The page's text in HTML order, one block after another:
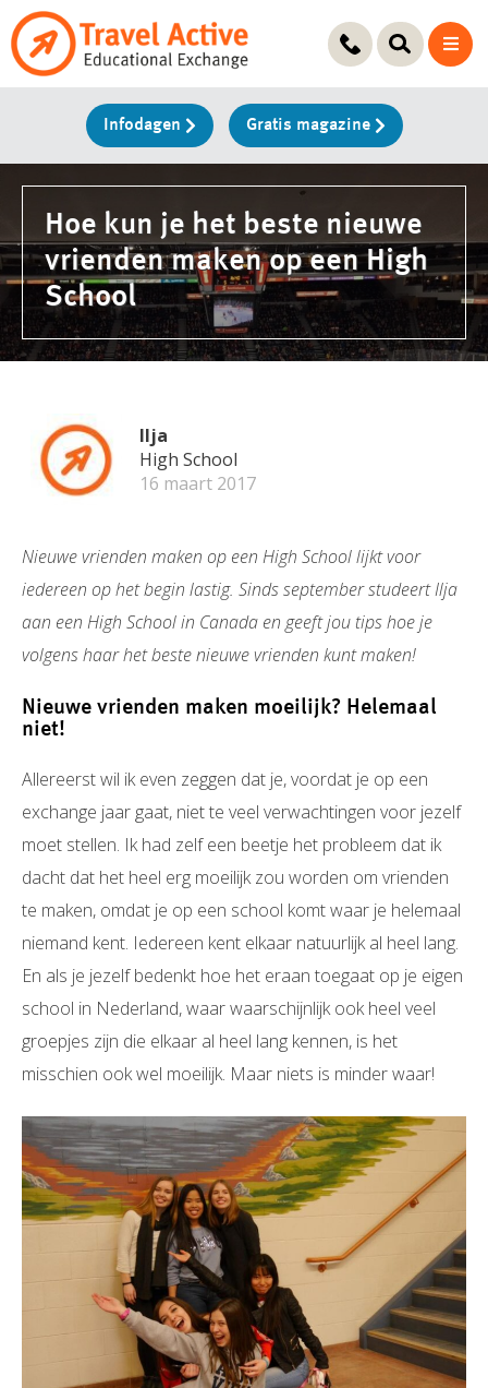
Ga
naar
Infodagen Gratis magazine
Hoe kun je het beste nieuwe
vrienden maken op een High
School
Ilja
High School
16 maart 2017
Nieuwe vrienden maken op een High School lijkt voor
iedereen op het begin lastig. Sinds september studeert Ilja
aan een High School in Canada en geeft jou tips hoe je
volgens haar het beste nieuwe vrienden kunt maken!
Nieuwe vrienden maken moeilijk? Helemaal
niet!
Allereerst wil ik even zeggen dat je, voordat je op een
exchange jaar gaat, niet te veel verwachtingen voor jezelf
moet stellen. Ik had zelf een beetje het probleem dat ik
dacht dat het heel erg moeilijk zou worden om vrienden
te maken, omdat je op een school komt waar je helemaal
niemand kent. Iedereen kent elkaar natuurlijk al heel lang.
En als je jezelf bedenkt hoe het eraan toegaat op je eigen
school in Nederland, waar waarschijnlijk ook heel veel
groepjes zijn die elkaar al heel lang kennen, is het
misschien ook wel moeilijk. Maar niets is minder waar!